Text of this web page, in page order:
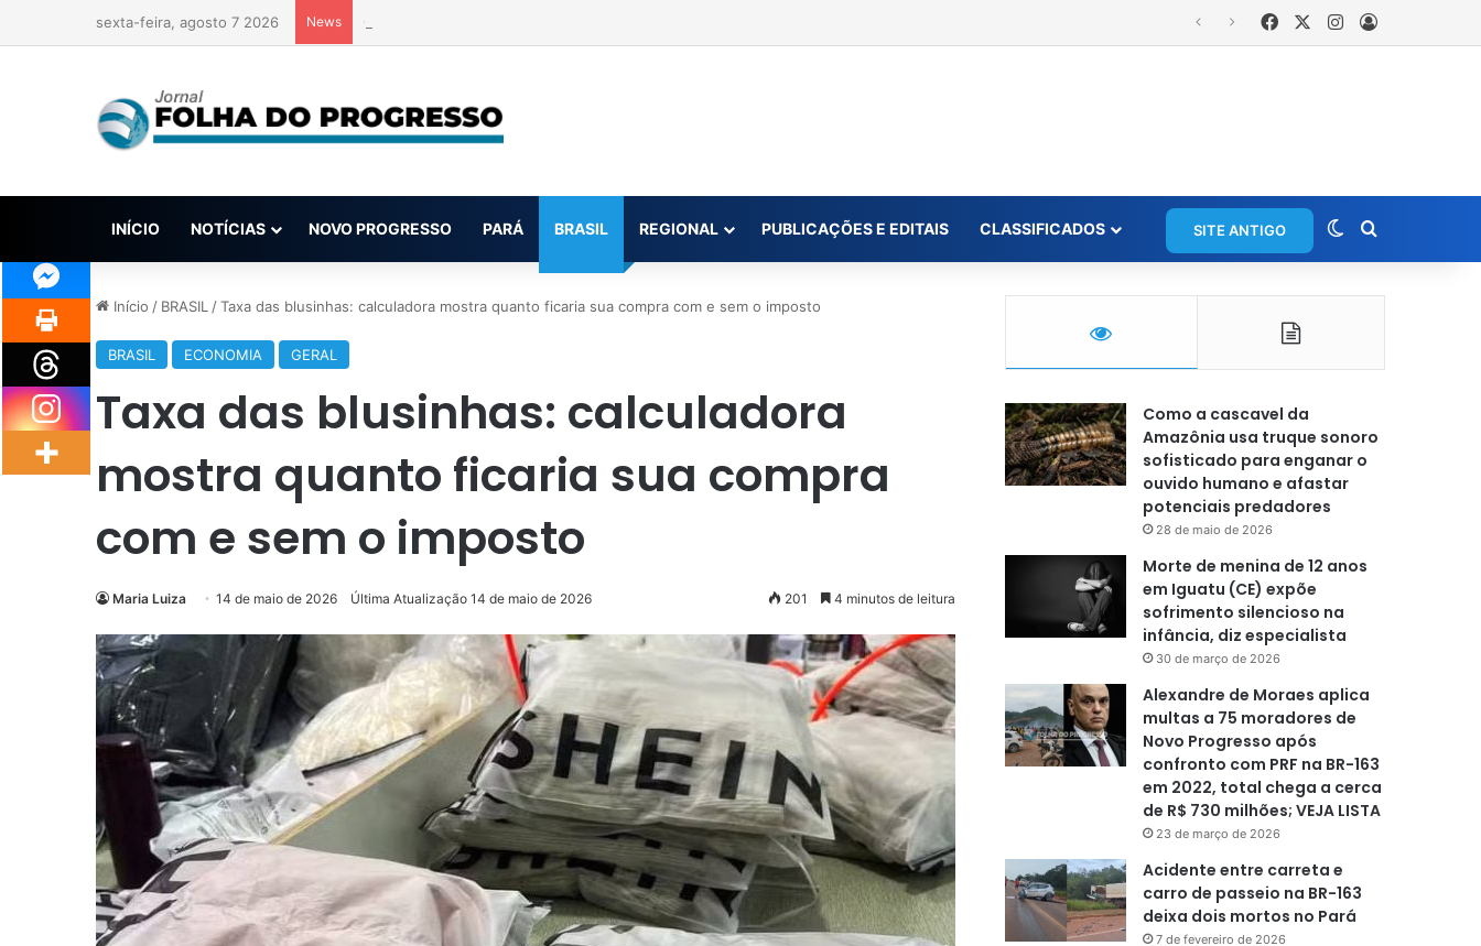
sexta-feira, agosto 7 2026 News Grupo suspeito de roubar toneladas de soja é alvo de operação em MT FacebookInstagram
INÍCIO NOTÍCIAS NOVO PROGRESSO PARÁ BRASIL REGIONAL PUBLICAÇÕES E EDITAIS CLASSIFICADOS SITE ANTIGO Switch skin
Início / BRASIL /Taxa das blusinhas: calculadora mostra quanto ficaria sua compra com e sem o imposto
BRASIL ECONOMIA GERAL
Taxa das blusinhas: calculadora
mostra quanto ficaria sua compra
com e sem o imposto
Maria Luiza 14 de maio de 2026 Última Atualização 14 de maio de 2026 201 4 minutos de leitura
Como a cascavel da
Amazônia usa truque sonoro
sofisticado para enganar o
ouvido humano e afastar
potenciais predadores
28 de maio de 2026
Morte de menina de 12 anos
em Iguatu (CE) expõe
sofrimento silencioso na
infância, diz especialista
30 de março de 2026
Alexandre de Moraes aplica
multas a 75 moradores de
Novo Progresso após
confronto com PRF na BR-163
em 2022, total chega a cerca
de R$ 730 milhões; VEJA LISTA
23 de março de 2026
Acidente entre carreta e
carro de passeio na BR-163
deixa dois mortos no Pará
7 de fevereiro de 2026